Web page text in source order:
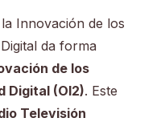
Innovación de los
da forma
de los
Digital (OI2). Este
Televisión